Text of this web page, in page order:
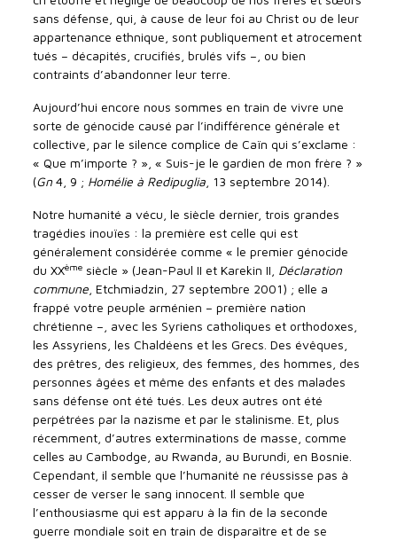
sans défense, qui, à cause de leur foi au Christ ou de leur
appartenance ethnique, sont publiquement et atrocement
tués – décapités, crucifiés, brulés vifs –, ou bien
contraints d’abandonner leur terre.
Aujourd’hui encore nous sommes en train de vivre une
sorte de génocide causé par l’indifférence générale et
collective, par le silence complice de Caïn qui s’exclame :
« Que m’importe ? », « Suis-je le gardien de mon frère ? »
(Gn 4, 9 ; Homélie à Redipuglia , 13 septembre 2014).
Notre humanité a vécu, le siècle dernier, trois grandes
tragédies inouïes : la première est celle qui est
généralement considérée comme « le premier génocide
du XXème siècle » (Jean-Paul II et Karekin II, Déclaration
commune , Etchmiadzin, 27 septembre 2001) ; elle a
frappé votre peuple arménien – première nation
chrétienne –, avec les Syriens catholiques et orthodoxes,
les Assyriens, les Chaldéens et les Grecs. Des évêques,
des prêtres, des religieux, des femmes, des hommes, des
personnes âgées et même des enfants et des malades
sans défense ont été tués. Les deux autres ont été
perpétrées par la nazisme et par le stalinisme. Et, plus
récemment, d’autres exterminations de masse, comme
celles au Cambodge, au Rwanda, au Burundi, en Bosnie.
Cependant, il semble que l’humanité ne réussisse pas à
cesser de verser le sang innocent. Il semble que
l’enthousiasme qui est apparu à la fin de la seconde
guerre mondiale soit en train de disparaître et de se